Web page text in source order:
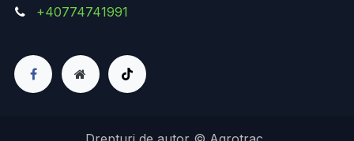
+40774741991